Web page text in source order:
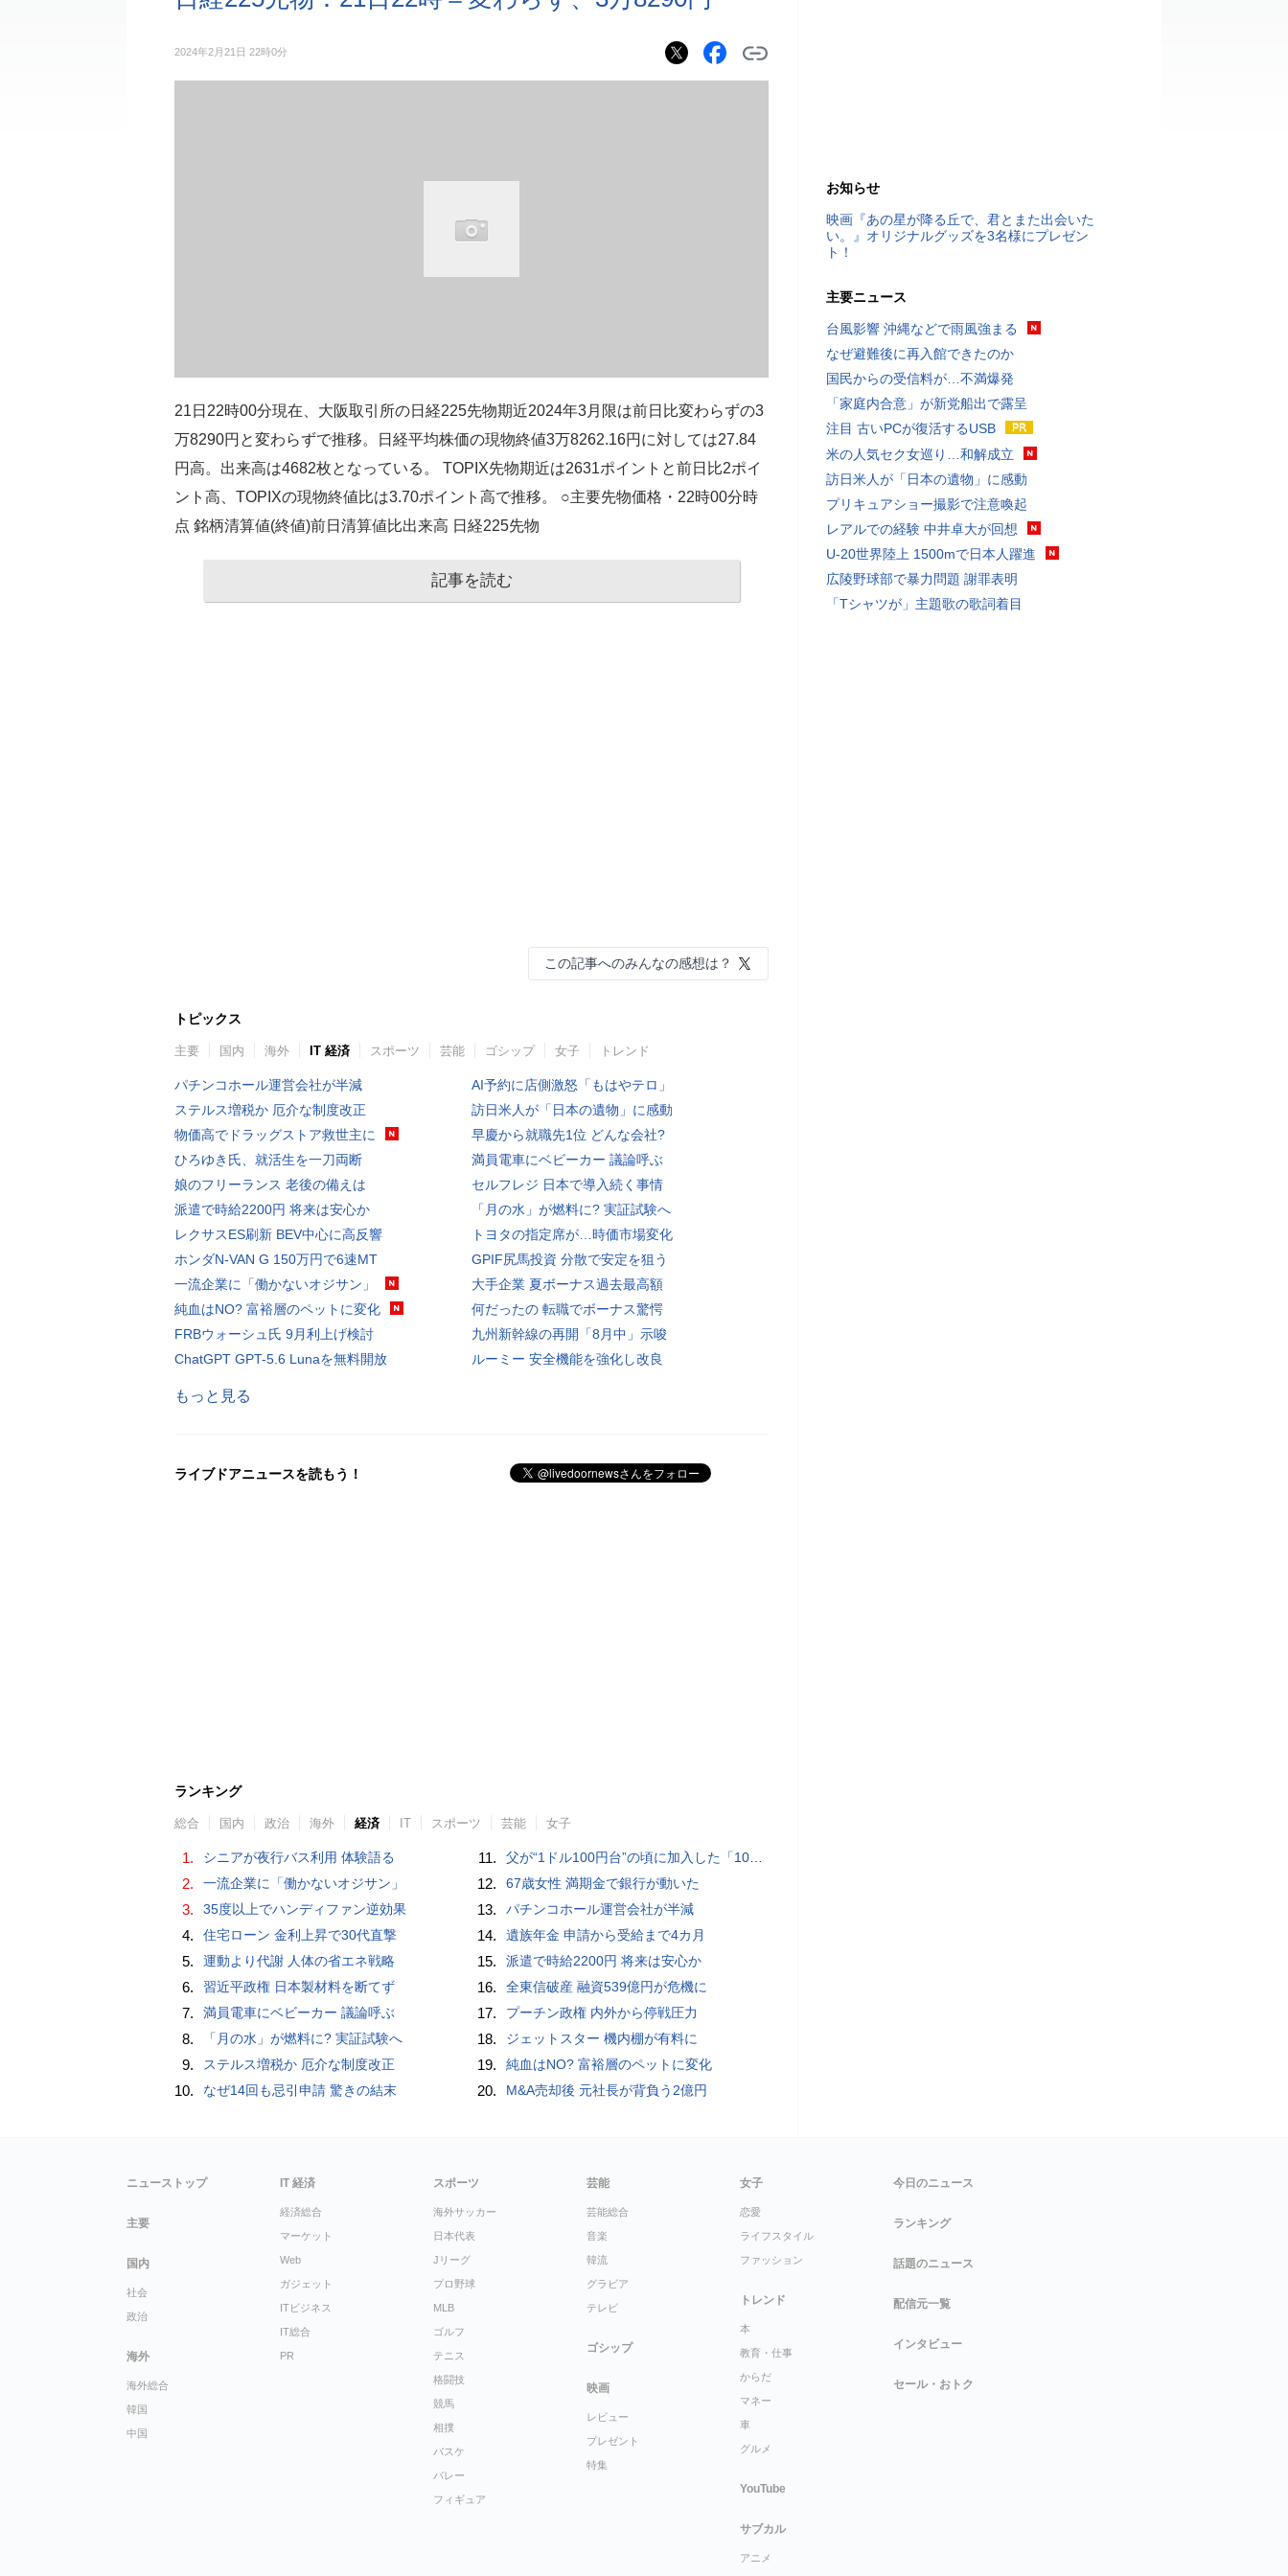
2024年2月21日 22時0分
21日22時00分現在、大阪取引所の日経225先物期近2024年3月限は前日比変わらずの3
万8290円と変わらずで推移。日経平均株価の現物終値3万8262.16円に対しては27.84
円高。出来高は4682枚となっている。 TOPIX先物期近は2631ポイントと前日比2ポイ
ント高、TOPIXの現物終値比は3.70ポイント高で推移。 ○主要先物価格・22時00分時
点 銘柄清算値(終値)前日清算値比出来高 日経225先物
記事を読む
この記事へのみんなの感想は？
トピックス
主要 国内 海外 IT 経済 スポーツ 芸能 ゴシップ 女子 トレンド
パチンコホール運営会社が半減
ステルス増税か 厄介な制度改正
物価高でドラッグストア救世主に
ひろゆき氏、就活生を一刀両断
娘のフリーランス 老後の備えは
派遣で時給2200円 将来は安心か
レクサスES刷新 BEV中心に高反響
ホンダN-VAN G 150万円で6速MT
一流企業に「働かないオジサン」
純血はNO? 富裕層のペットに変化
FRBウォーシュ氏 9月利上げ検討
ChatGPT GPT-5.6 Lunaを無料開放
AI予約に店側激怒「もはやテロ」
訪日米人が「日本の遺物」に感動
早慶から就職先1位 どんな会社?
満員電車にベビーカー 議論呼ぶ
セルフレジ 日本で導入続く事情
「月の水」が燃料に? 実証試験へ
トヨタの指定席が…時価市場変化
GPIF尻馬投資 分散で安定を狙う
大手企業 夏ボーナス過去最高額
何だったの 転職でボーナス驚愕
九州新幹線の再開「8月中」示唆
ルーミー 安全機能を強化し改良
もっと見る
ライブドアニュースを読もう！
ランキング
総合 国内 政治 海外 経済 IT スポーツ 芸能 女子
1. シニアが夜行バス利用 体験語る
2. 一流企業に「働かないオジサン」
3. 35度以上でハンディファン逆効果
4. 住宅ローン 金利上昇で30代直撃
5. 運動より代謝 人体の省エネ戦略
6. 習近平政権 日本製材料を断てず
7. 満員電車にベビーカー 議論呼ぶ
8. 「月の水」が燃料に? 実証試験へ
9. ステルス増税か 厄介な制度改正
10. なぜ14回も忌引申請 驚きの結末
11. 父が“1ドル100円台”の頃に加入した「1000万円の外貨建て保険」が、円安で「評価額1610万円」に…“相続税額”はいくら増えますか？ 死後も税金が動くケースとは
12. 67歳女性 満期金で銀行が動いた
13. パチンコホール運営会社が半減
14. 遺族年金 申請から受給まで4カ月
15. 派遣で時給2200円 将来は安心か
16. 全東信破産 融資539億円が危機に
17. プーチン政権 内外から停戦圧力
18. ジェットスター 機内棚が有料に
19. 純血はNO? 富裕層のペットに変化
20. M&A売却後 元社長が背負う2億円
お知らせ
映画『あの星が降る丘で、君とまた出会いた
い。』オリジナルグッズを3名様にプレゼン
ト！
主要ニュース
台風影響 沖縄などで雨風強まる
なぜ避難後に再入館できたのか
国民からの受信料が…不満爆発
「家庭内合意」が新党船出で露呈
注目 古いPCが復活するUSB
米の人気セク女巡り…和解成立
訪日米人が「日本の遺物」に感動
プリキュアショー撮影で注意喚起
レアルでの経験 中井卓大が回想
U-20世界陸上 1500mで日本人躍進
広陵野球部で暴力問題 謝罪表明
「Tシャツが」主題歌の歌詞着目
ニューストップ
主要
国内
社会
政治
海外
海外総合
韓国
中国
IT 経済
経済総合
マーケット
Web
ガジェット
ITビジネス
IT総合
PR
スポーツ
海外サッカー
日本代表
Jリーグ
プロ野球
MLB
ゴルフ
テニス
格闘技
競馬
相撲
バスケ
バレー
フィギュア
芸能
芸能総合
音楽
韓流
グラビア
テレビ
ゴシップ
映画
レビュー
プレゼント
特集
女子
恋愛
ライフスタイル
ファッション
トレンド
本
教育・仕事
からだ
マネー
車
グルメ
YouTube
サブカル
アニメ
今日のニュース
ランキング
話題のニュース
配信元一覧
インタビュー
セール・おトク